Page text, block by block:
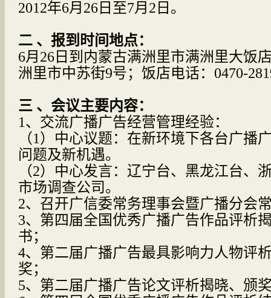
2012年6月 26 日 至7月 2 日。
二 、报到时间地点：
6月 26 日 到 内蒙古满洲里市满洲里大饭
洲里市中苏街9号；饭店电话： 0470-
三 、会议主要内容：
1、交流广播广告经营管理经验：
（1 ）中心议题：在新环境下各台广播
问题及新机遇。
（2）中心发言：辽宁台、黑龙江台、
市场调查公司。
2、召开广信委常务理事会暨广播分会
3、第四届全国优秀广播广告作品评析
书；
4、第二届广播广告最具影响力人物评
奖；
5、第二届广播广告论文评析揭晓、颁